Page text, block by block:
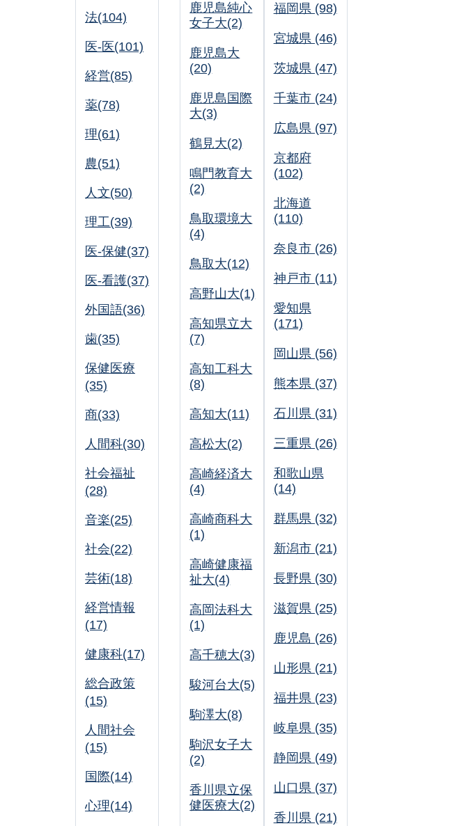
法(104)
医-医(101)
経営(85)
薬(78)
理(61)
農(51)
人文(50)
理工(39)
医-保健(37)
医-看護(37)
外国語(36)
歯(35)
保健医療
(35)
商(33)
人間科(30)
社会福祉
(28)
音楽(25)
社会(22)
芸術(18)
経営情報
(17)
健康科(17)
総合政策
(15)
人間社会
(15)
国際(14)
心理(14)
鹿児島純心
女子大(2)
鹿児島大
(20)
鹿児島国際
大(3)
鶴見大(2)
鳴門教育大
(2)
鳥取環境大
(4)
鳥取大(12)
高野山大(1)
高知県立大
(7)
高知工科大
(8)
高知大(11)
高松大(2)
高崎経済大
(4)
高崎商科大
(1)
高崎健康福
祉大(4)
高岡法科大
(1)
高千穂大(3)
駿河台大(5)
駒澤大(8)
駒沢女子大
(2)
香川県立保
健医療大(2)
福岡県 (98)
宮城県 (46)
茨城県 (47)
千葉市 (24)
広島県 (97)
京都府
(102)
北海道
(110)
奈良市 (26)
神戸市 (11)
愛知県
(171)
岡山県 (56)
熊本県 (37)
石川県 (31)
三重県 (26)
和歌山県
(14)
群馬県 (32)
新潟市 (21)
長野県 (30)
滋賀県 (25)
鹿児島 (26)
山形県 (21)
福井県 (23)
岐阜県 (35)
静岡県 (49)
山口県 (37)
香川県 (21)